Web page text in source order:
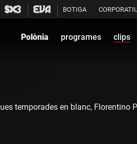
BOTIGA
Polònia programes clips
temporades en blanc, Florentino